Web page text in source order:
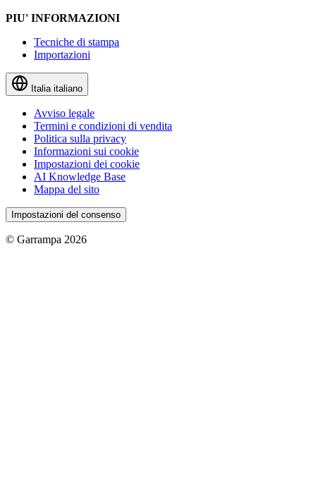
PIU' INFORMAZIONI
Tecniche di stampa
Importazioni
Italia italiano
Avviso legale
Termini e condizioni di vendita
Politica sulla privacy
Informazioni sui cookie
Impostazioni dei cookie
AI Knowledge Base
Mappa del sito
Impostazioni del consenso
© Garrampa 2026